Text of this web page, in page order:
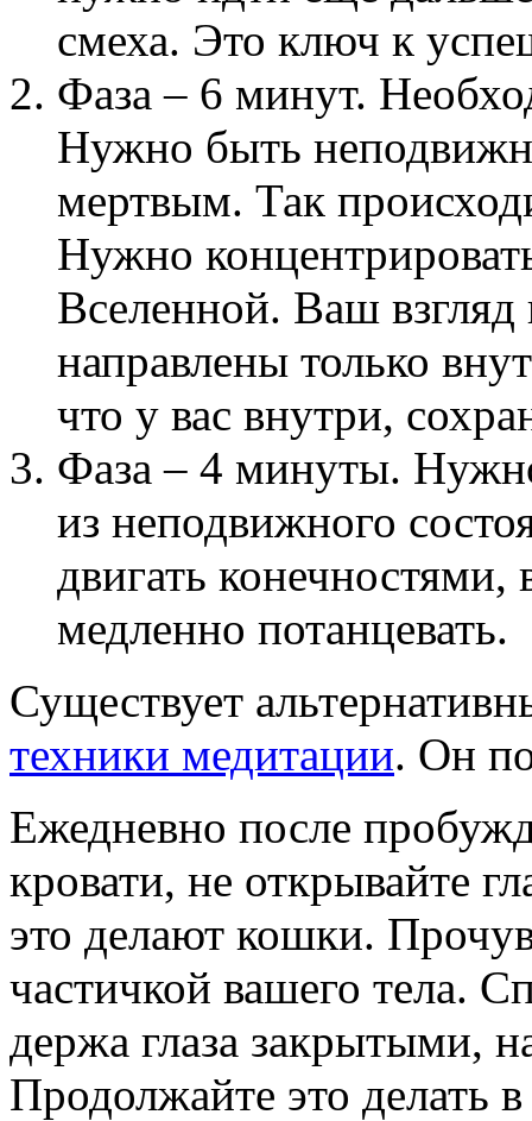
смеха. Это ключ к
Фаза – 6 минут.
Нужно быть
мертвым. Так
Нужно
Вселенной. Ваш
направлены только
что у вас внутри,
Фаза – 4 минуты.
из неподвижного
двигать конечностями,
медленно потанцевать.
Существует
техники медитации. Он
Ежедневно после
кровати, не открывайте
это делают кошки.
частичкой вашего тела.
держа глаза закрытыми,
Продолжайте это делать